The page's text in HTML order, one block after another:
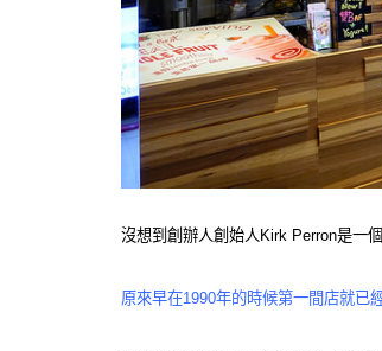
沒想到創辦人創始人Kirk Perron是一
原來早在1990年的時候第一間店就已